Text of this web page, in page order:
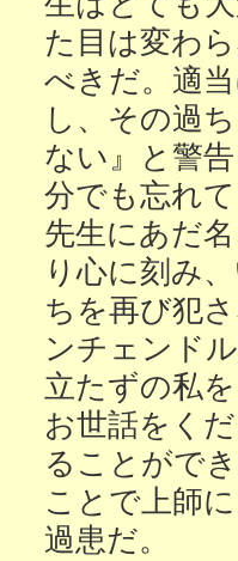
た目は変わ
べきだ。適
し、その過
ない』と警
分でも忘れ
先生にあだ
り心に刻み
ちを再び犯
ンチェンド
立たずの私
お世話をく
ることがで
ことで上師
過患だ。